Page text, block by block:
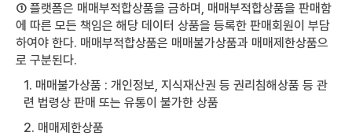
① 플랫폼은 매매부적합상품을 금하며, 매매부적합상품을 판매함
에 따른 모든 책임은 해당 데이터 상품을 등록한 판매회원이 부담
하여야 한다. 매매부적합상품은 매매불가상품과 매매제한상품으
로 구분된다.
1. 매매불가상품 : 개인정보, 지식재산권 등 권리침해상품 등 관
련 법령상 판매 또는 유통이 불가한 상품
2. 매매제한상품